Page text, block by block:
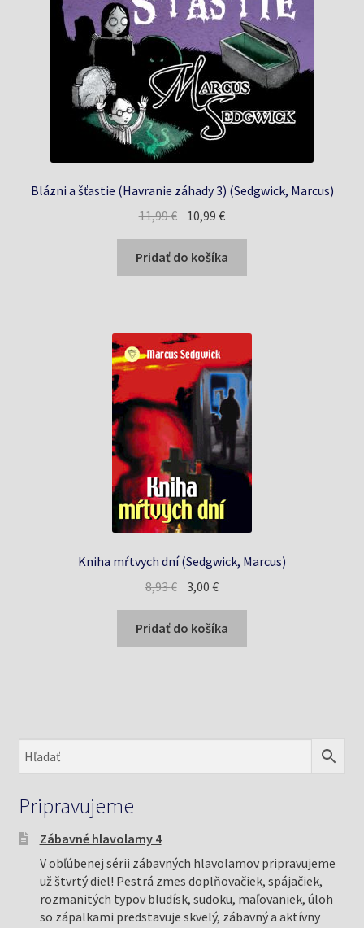
Blázni a šťastie (Havranie záhady 3) (Sedgwick, Marcus)
11,99€ Pôvodná
cena
bola:
11,99 €.
10,99€Aktuálna
cena
je:
10,99 €.
Pridať do košíka
Kniha mŕtvych dní (Sedgwick, Marcus)
8,93€ Pôvodná
bola:
8,93 €.
3,00€Aktuálna
je:
3,00 €.
Pridať do košíka
Pripravujeme
Zábavné hlavolamy 4
V obľúbenej sérii zábavných hlavolamov pripravujeme
už štvrtý diel! Pestrá zmes doplňovačiek, spájačiek,
rozmanitých typov bludísk, sudoku, maľovaniek, úloh
so zápalkami predstavuje skvelý, zábavný a aktívny